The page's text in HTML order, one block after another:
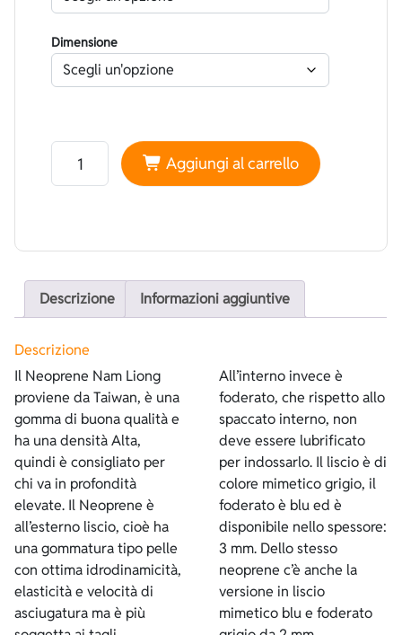
Dimensione
Neoprene Nam Liong Liscio Mimetico Grigio -
Aggiungi al carrello
Descrizione Informazioni aggiuntive
Descrizione
Il Neoprene Nam Liong
proviene da Taiwan, è una
gomma di buona qualità e
ha una densità Alta,
quindi è consigliato per
chi va in profondità
elevate. Il Neoprene è
all’esterno liscio, cioè ha
una gommatura tipo pelle
con ottima idrodinamicità,
elasticità e velocità di
asciugatura ma è più
All’interno invece è
foderato, che rispetto allo
spaccato interno, non
deve essere lubrificato
per indossarlo. Il liscio è di
colore mimetico grigio, il
foderato è blu ed è
disponibile nello spessore:
3 mm. Dello stesso
neoprene c’è anche la
versione in liscio
mimetico blu e foderato